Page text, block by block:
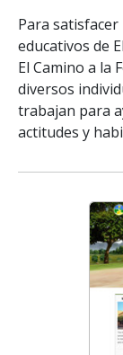
Para
educativos de
El Camino a la
diversos
trabajan para
actitudes y